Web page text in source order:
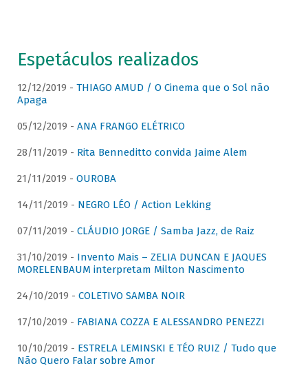
Espetáculos realizados
12/12/2019 - THIAGO AMUD / O Cinema que o Sol não
Apaga
05/12/2019 - ANA FRANGO ELÉTRICO
28/11/2019 - Rita Benneditto convida Jaime Alem
21/11/2019 - OUROBA
14/11/2019 - NEGRO LÉO / Action Lekking
07/11/2019 - CLÁUDIO JORGE / Samba Jazz, de Raiz
31/10/2019 - Invento Mais – ZELIA DUNCAN E JAQUES
MORELENBAUM interpretam Milton Nascimento
24/10/2019 - COLETIVO SAMBA NOIR
17/10/2019 - FABIANA COZZA E ALESSANDRO PENEZZI
10/10/2019 - ESTRELA LEMINSKI E TÉO RUIZ / Tudo que
Não Quero Falar sobre Amor